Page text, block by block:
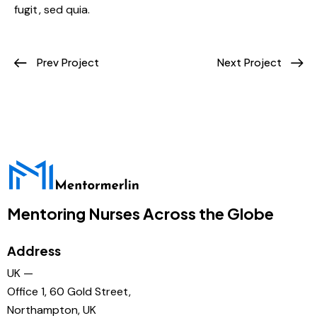
fugit, sed quia.
Prev Project Next Project
Mentoring Nurses Across the Globe
Address
UK —
Office 1, 60 Gold Street,
Northampton, UK